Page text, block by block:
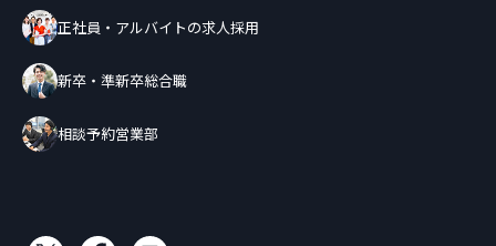
正社員・アルバイトの求人採用
新卒・準新卒総合職
相談予約営業部